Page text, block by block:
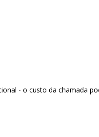
- o custo da chamada